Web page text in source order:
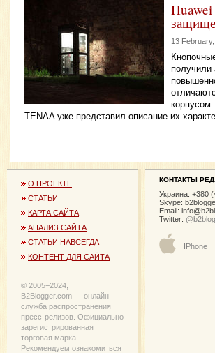
Huawei
13
получили
TENAA уже представил описание их
О ПРОЕКТЕ
СТАТЬИ
КАРТА САЙТА
АНАЛИЗ САЙТА
СТАТЬИ НАВСЕГДА
КОНТЕНТ ДЛЯ САЙТА
© 2005−2024,
B2Blogger.com — онлайн-
служба распространения
пресс-релизов. Официально
зарегистрированная
торговая марка.
Рекомендуем ознакомиться
КОНТАКТЫ
Украина: +380
Skype:
Email:
Twitter:
IPhone